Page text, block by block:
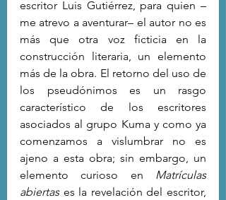
escritor Luis Gutiérrez, para quien –
me atrevo a aventurar– el autor no es
más que otra voz ficticia en la
construcción literaria, un elemento
más de la obra. El retorno del uso de
los pseudónimos es un rasgo
característico de los escritores
asociados al grupo Kuma y como ya
comenzamos a vislumbrar no es
ajeno a esta obra; sin embargo, un
elemento curioso en Matrículas
abiertas es la revelación del escritor,